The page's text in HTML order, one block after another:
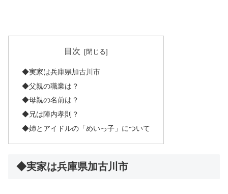
目次
◆実家は兵庫県加古川市
◆父親の職業は？
◆母親の名前は？
◆兄は陣内孝則？
◆姉とアイドルの「めいっ子」について
◆実家は兵庫県加古川市